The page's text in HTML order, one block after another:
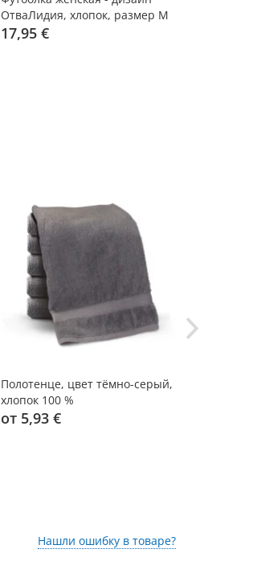
ОтваЛидия, хлопок, размер M
17,95 €
Полотенце, цвет тёмно-серый,
хлопок 100 %
от 5,93 €
Нашли ошибку в товаре?